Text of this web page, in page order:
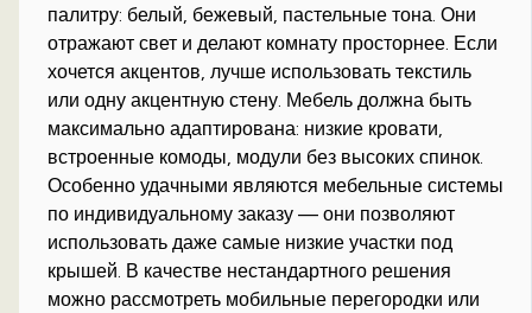
палитру: белый, бежевый, пастельные тона. Они
отражают свет и делают комнату просторнее. Если
хочется акцентов, лучше использовать текстиль
или одну акцентную стену. Мебель должна быть
максимально адаптирована: низкие кровати,
встроенные комоды, модули без высоких спинок.
Особенно удачными являются мебельные системы
по индивидуальному заказу — они позволяют
использовать даже самые низкие участки под
крышей. В качестве нестандартного решения
можно рассмотреть мобильные перегородки или